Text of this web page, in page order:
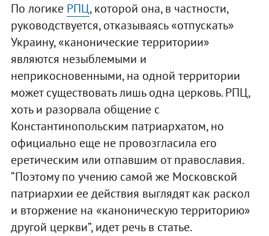
По логике РПЦ, которой она, в частности,
руководствуется, отказываясь «отпускать»
Украину, «канонические территории»
являются незыблемыми и
неприкосновенными, на одной территории
может существовать лишь одна церковь. РПЦ,
хоть и разорвала общение с
Константинопольским патриархатом, но
официально еще не провозгласила его
еретическим или отпавшим от православия.
“Поэтому по учению самой же Московской
патриархии ее действия выглядят как раскол
и вторжение на «каноническую территорию»
другой церкви”, идет речь в статье.